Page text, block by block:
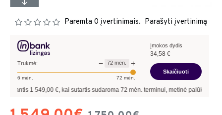
Paremta 0 įvertinimais. Parašyti įvertinimą
Trukmė: − 72 mėn. +
6 mėn. 72 mėn.
Įmokos dydis
34,58 €
Skaičiuoti
€, kai sutartis sudaroma72mėn. terminui, metinė palūkanų norma – 9,90%